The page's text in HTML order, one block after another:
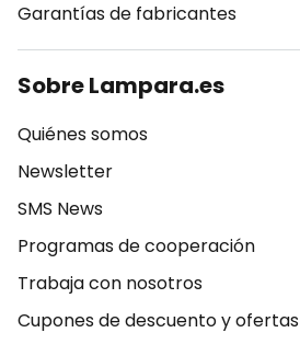
Garantías de fabricantes
Sobre Lampara.es
Quiénes somos
Newsletter
SMS News
Programas de cooperación
Trabaja con nosotros
Cupones de descuento y ofertas